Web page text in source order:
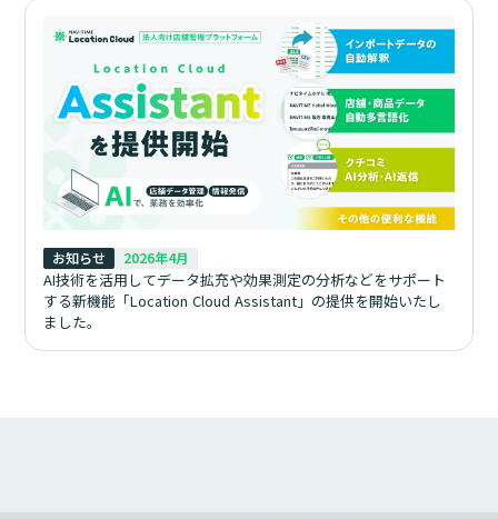
お知らせ 2026年4月
AI技術を活用してデータ拡充や効果測定の分析などをサポート
する新機能「Location Cloud Assistant」の提供を開始いたし
ました。